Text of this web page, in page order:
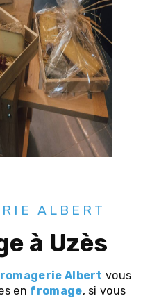
ALBERT
à Uzès
Albert vous
en fromage, si vous